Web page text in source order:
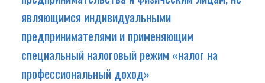
являющимся индивидуальными
предпринимателями и применяющим
специальный налоговый режим «налог на
профессиональный доход»